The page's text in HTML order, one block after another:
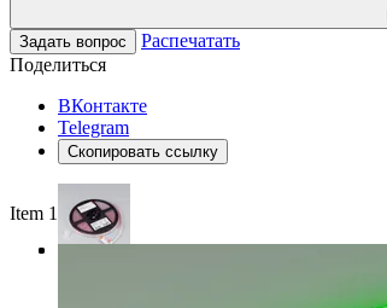
Задать вопрос
Распечатать
Поделиться
ВКонтакте
Telegram
Скопировать ссылку
Item 1 of 3